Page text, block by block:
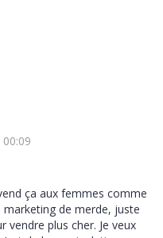
ça aux femmes comme
marketing de merde, juste
vendre plus cher. Je veux